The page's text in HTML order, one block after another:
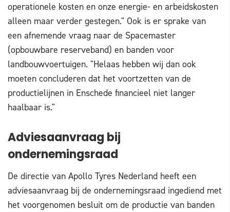
operationele kosten en onze energie- en arbeidskosten
alleen maar verder gestegen." Ook is er sprake van
een afnemende vraag naar de Spacemaster
(opbouwbare reserveband) en banden voor
landbouwvoertuigen. "Helaas hebben wij dan ook
moeten concluderen dat het voortzetten van de
productielijnen in Enschede financieel niet langer
haalbaar is."
Adviesaanvraag bij
ondernemingsraad
De directie van Apollo Tyres Nederland heeft een
adviesaanvraag bij de ondernemingsraad ingediend met
het voorgenomen besluit om de productie van banden